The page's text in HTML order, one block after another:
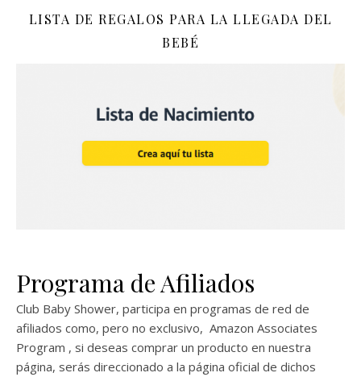
LISTA DE REGALOS PARA LA LLEGADA DEL
BEBÉ
Programa de Afiliados
Club Baby Shower, participa en programas de red de
afiliados como, pero no exclusivo, Amazon Associates
Program , si deseas comprar un producto en nuestra
página, serás direccionado a la página oficial de dichos